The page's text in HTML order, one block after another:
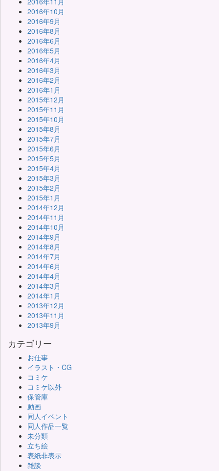
2016年10月
2016年9月
2016年8月
2016年6月
2016年5月
2016年4月
2016年3月
2016年2月
2016年1月
2015年12月
2015年11月
2015年10月
2015年8月
2015年7月
2015年6月
2015年5月
2015年4月
2015年3月
2015年2月
2015年1月
2014年12月
2014年11月
2014年10月
2014年9月
2014年8月
2014年7月
2014年6月
2014年4月
2014年3月
2014年1月
2013年12月
2013年11月
2013年9月
カテゴリー
お仕事
イラスト・CG
コミケ
コミケ以外
保管庫
動画
同人イベント
同人作品一覧
未分類
立ち絵
表紙非表示
雑談